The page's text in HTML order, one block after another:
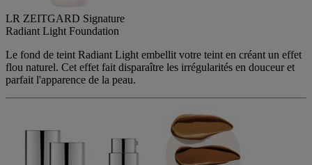
LR ZEITGARD Signature
Radiant Light Foundation
Le fond de teint Radiant Light embellit votre teint en créant un effet
flou naturel. Cet effet fait disparaître les irrégularités en douceur et
parfait l'apparence de la peau.